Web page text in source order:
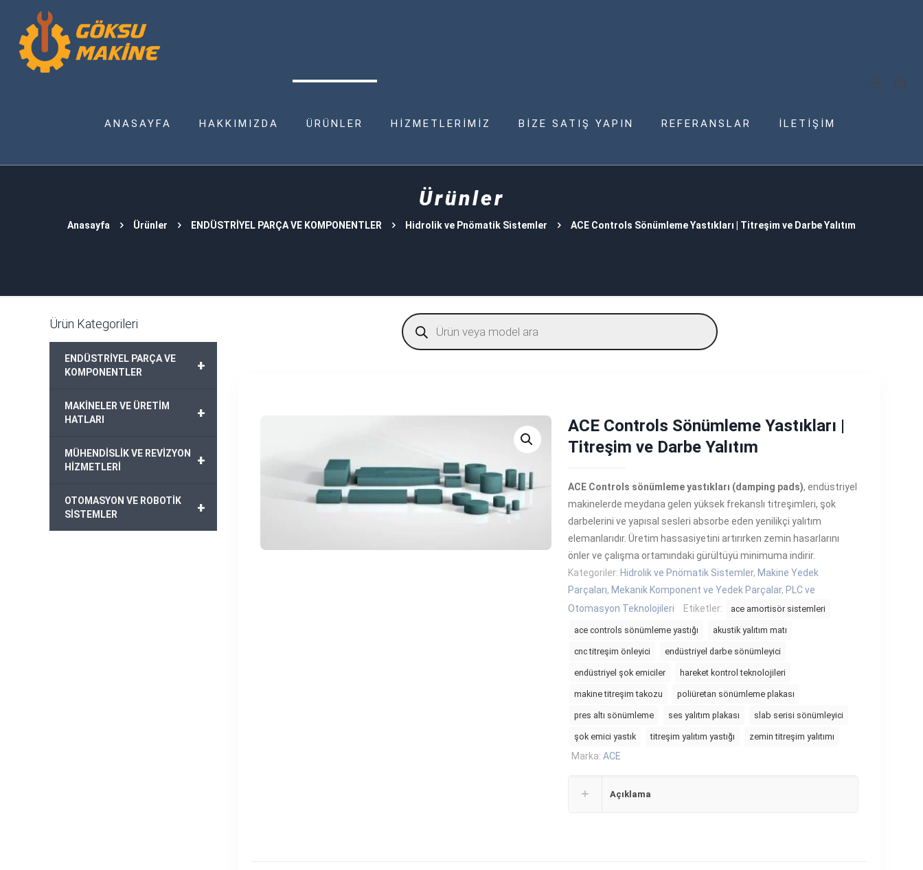
ANASAYFA HAKKIMIZDA ÜRÜNLER HİZMETLERİMİZ BİZE SATIŞ YAPIN REFERANSLAR İLETİŞİM
Ürünler
Anasayfa Ürünler ENDÜSTRİYEL PARÇA VE KOMPONENTLER Hidrolik ve Pnömatik Sistemler ACE Controls Sönümleme Yastıkları | Titreşim ve Darbe Yalıtım
Products
search
ACE Controls Sönümleme Yastıkları |
Titreşim ve Darbe Yalıtım
ACE Controls sönümleme yastıkları (damping pads), endüstriyel
makinelerde meydana gelen yüksek frekanslı titreşimleri, şok
darbelerini ve yapısal sesleri absorbe eden yenilikçi yalıtım
elemanlarıdır. Üretim hassasiyetini artırırken zemin hasarlarını
önler ve çalışma ortamındaki gürültüyü minimuma indirir.
Kategoriler: Hidrolik ve Pnömatik Sistemler, Makine Yedek
Parçaları, Mekanik Komponent ve Yedek Parçalar, PLC ve
Otomasyon Teknolojileri
Etiketler: ace amortisör sistemleri
ace controls sönümleme yastığı akustik yalıtım matı
cnc titreşim önleyici endüstriyel darbe sönümleyici
endüstriyel şok emiciler hareket kontrol teknolojileri
makine titreşim takozu poliüretan sönümleme plakası
pres altı sönümleme ses yalıtım plakası slab serisi sönümleyici
şok emici yastık titreşim yalıtım yastığı zemin titreşim yalıtımı
Marka: ACE
Açıklama
Ürün Kategorileri
+
ENDÜSTRİYEL PARÇA VE
KOMPONENTLER
+
MAKİNELER VE ÜRETİM
HATLARI
+
MÜHENDİSLİK VE REVİZYON
HİZMETLERİ
+
OTOMASYON VE ROBOTİK
SİSTEMLER